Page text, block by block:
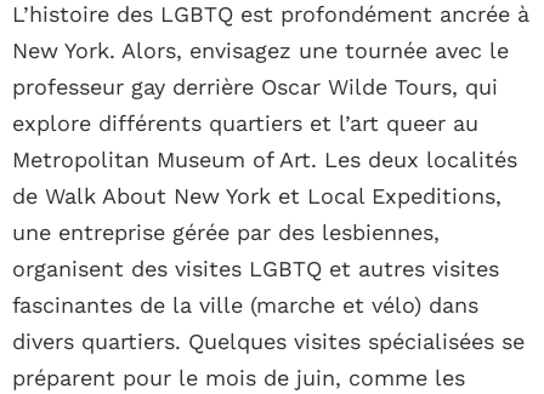
L’histoire des LGBTQ est profondément ancrée à
New York. Alors, envisagez une tournée avec le
professeur gay derrière Oscar Wilde Tours, qui
explore différents quartiers et l’art queer au
Metropolitan Museum of Art. Les deux localités
de Walk About New York et Local Expeditions,
une entreprise gérée par des lesbiennes,
organisent des visites LGBTQ et autres visites
fascinantes de la ville (marche et vélo) dans
divers quartiers. Quelques visites spécialisées se
préparent pour le mois de juin, comme les